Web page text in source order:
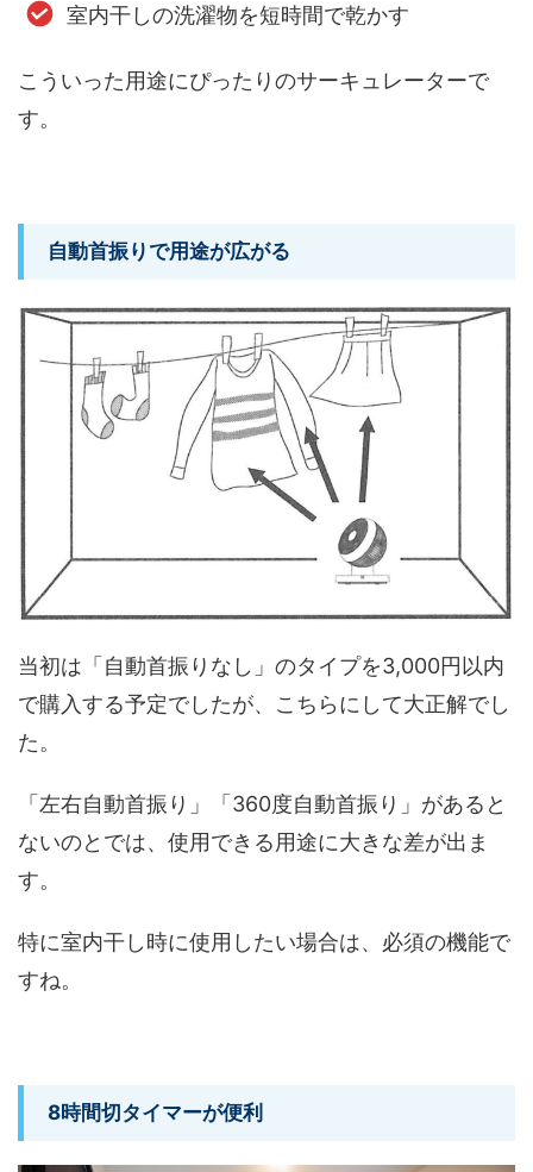
室内干しの洗濯物を短時間で乾かす
こういった用途にぴったりのサーキュレーターで
す。
自動首振りで用途が広がる
当初は「自動首振りなし」のタイプを3,000円以内
で購入する予定でしたが、こちらにして大正解でし
た。
「左右自動首振り」「360度自動首振り」があると
ないのとでは、使用できる用途に大きな差が出ま
す。
特に室内干し時に使用したい場合は、必須の機能で
すね。
8時間切タイマーが便利